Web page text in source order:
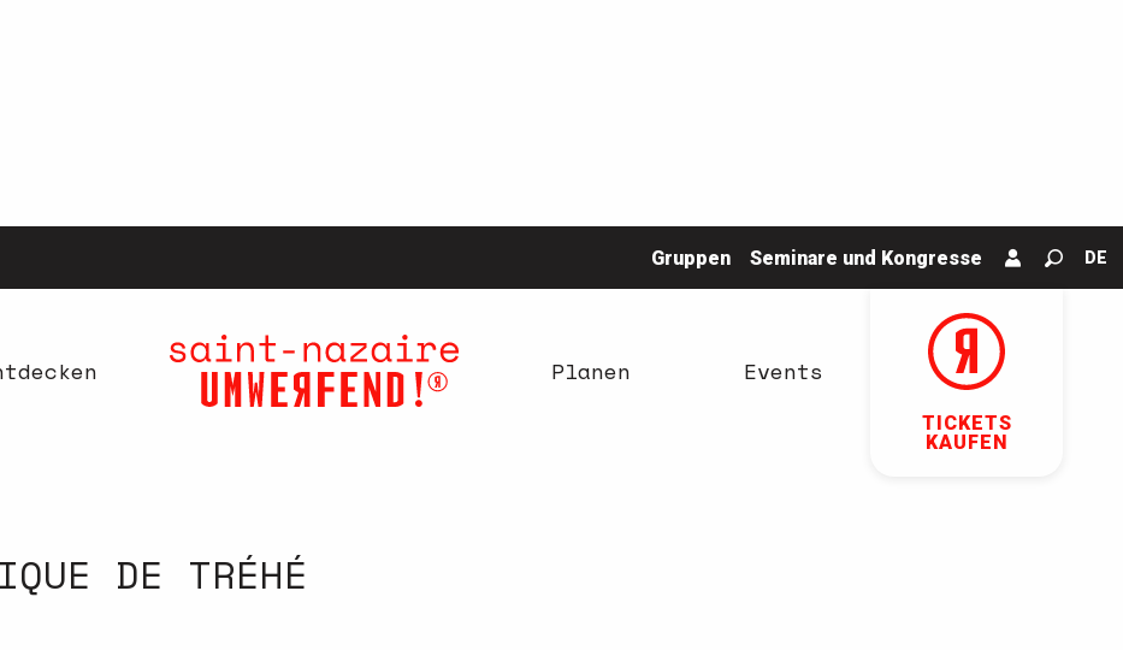
Gruppen Seminare und Kongresse
Suche
DE
TICKETS
KAUFEN
Planen Events
DE TRÉHÉ